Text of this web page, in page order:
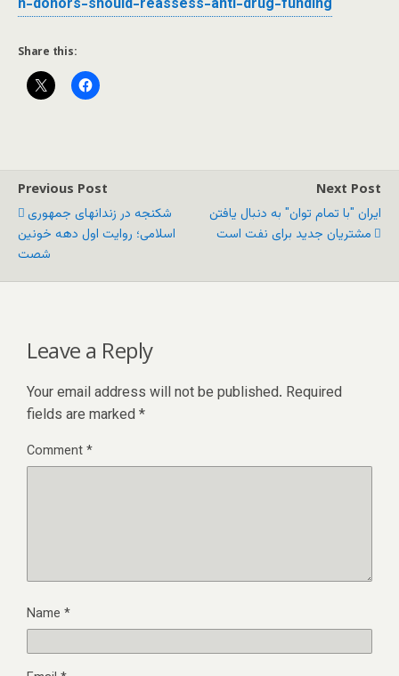
n-donors-should-reassess-anti-drug-funding
Share this:
Previous Post
شکنجه در زندانهای جمهوری
اسلامی؛ روایت اول دهه خونین
شصت
Next Post
ایران "با تمام توان" به دنبال یافتن
مشتریان جدید برای نفت است
Leave a Reply
Your email address will not be published. Required
fields are marked *
Comment*
Name *